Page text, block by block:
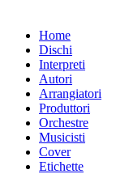
Home
Dischi
Interpreti
Autori
Arrangiatori
Produttori
Orchestre
Musicisti
Cover
Etichette